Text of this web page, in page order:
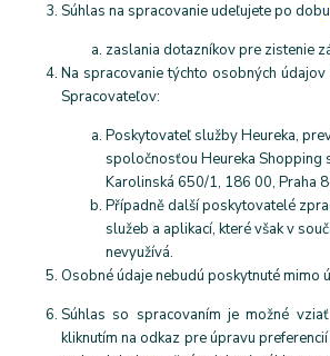
Súhlas na spracovanie udeľujete po dobu
zaslania dotazníkov pre zistenie
Na spracovanie týchto osobných
Spracovateľov:
Poskytovateľ služby Heureka,
spoločnosťou Heureka Shopping
Karolinská 650/1, 186 00, Praha
Případně další poskytovatelé
služeb a aplikací, které však v
nevyužívá.
Osobné údaje nebudú poskytnuté mimo
Súhlas so spracovaním je možné
kliknutím na odkaz pre úpravu